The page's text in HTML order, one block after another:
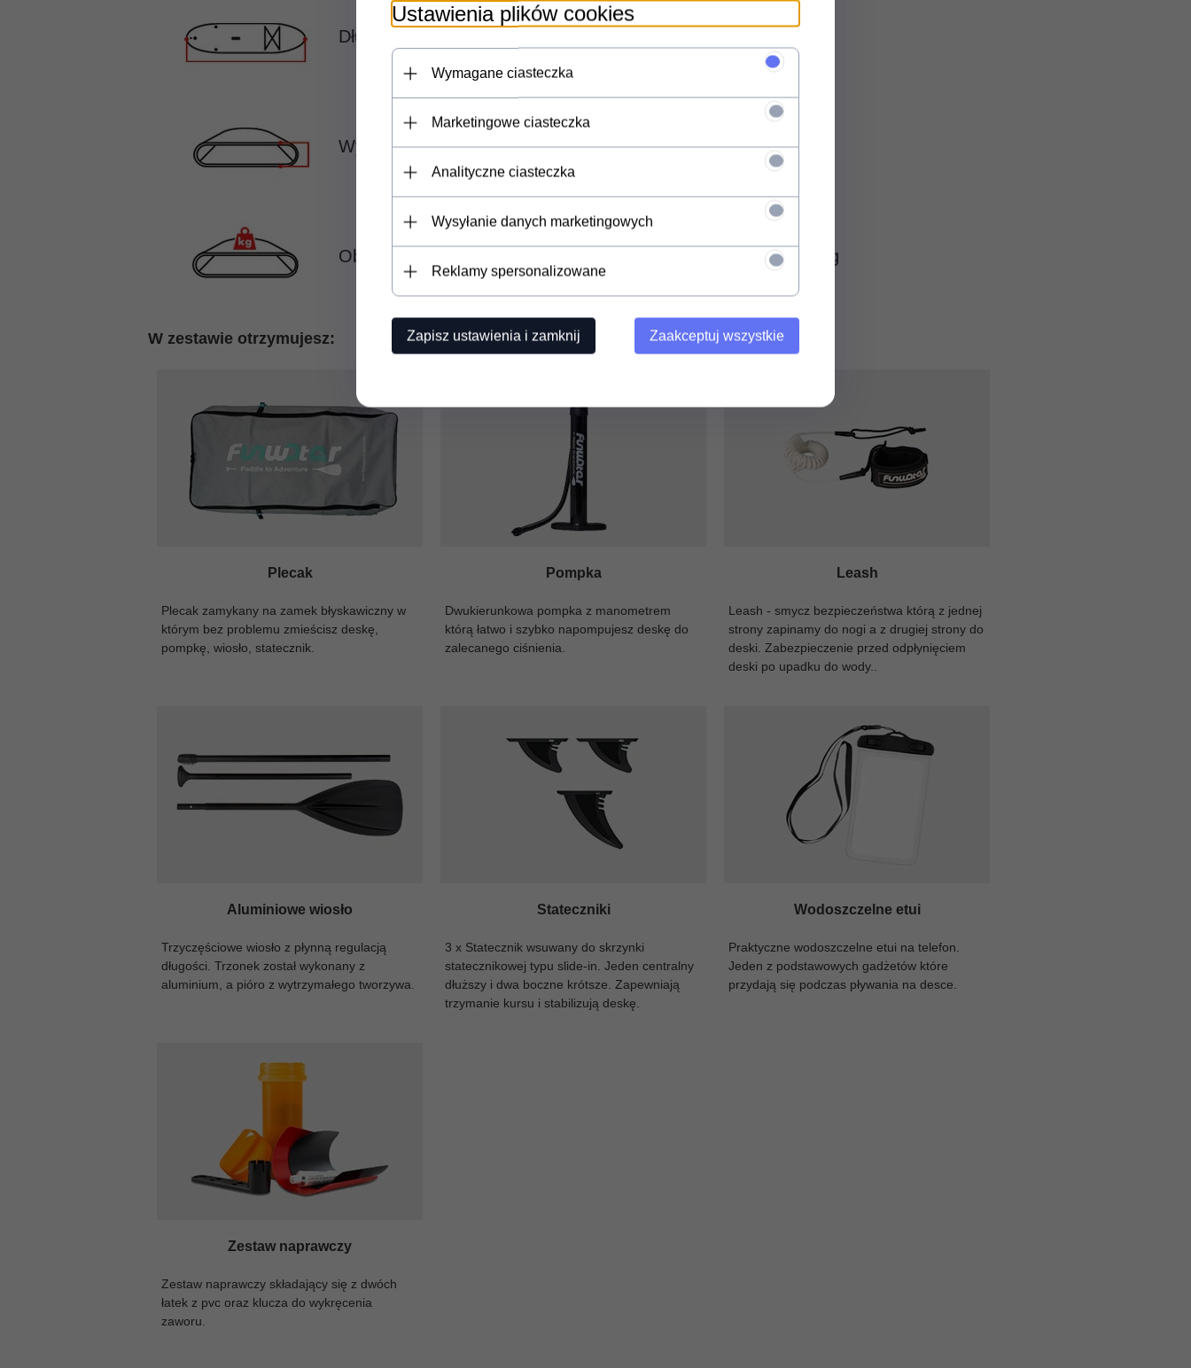
Długość: 350CM
Wysokość: 15 CM Wyporność: L
Obciążenie: 120 KG Waga deski: kg
W zestawie otrzymujesz:
Plecak
Plecak zamykany na zamek błyskawiczny w
którym bez problemu zmieścisz deskę,
pompkę, wiosło, statecznik.
Pompka
Dwukierunkowa pompka z manometrem
którą łatwo i szybko napompujesz deskę do
zalecanego ciśnienia.
Leash
Leash - smycz bezpieczeństwa którą z jednej
strony zapinamy do nogi a z drugiej strony do
deski. Zabezpieczenie przed odpłynięciem
deski po upadku do wody..
Aluminiowe wiosło
Trzyczęściowe wiosło z płynną regulacją
długości. Trzonek został wykonany z
aluminium, a pióro z wytrzymałego tworzywa.
Stateczniki
3 x Statecznik wsuwany do skrzynki
statecznikowej typu slide-in. Jeden centralny
dłuższy i dwa boczne krótsze. Zapewniają
trzymanie kursu i stabilizują deskę.
Wodoszczelne etui
Praktyczne wodoszczelne etui na telefon.
Jeden z podstawowych gadżetów które
przydają się podczas pływania na desce.
Zestaw naprawczy
Zestaw naprawczy składający się z dwóch
łatek z pvc oraz klucza do wykręcenia
zaworu.
Ustawienia plików cookies
Wymagane ciasteczka
Marketingowe ciasteczka
Analityczne ciasteczka
Wysyłanie danych marketingowych
Reklamy spersonalizowane
Zapisz ustawienia i zamknij Zaakceptuj wszystkie